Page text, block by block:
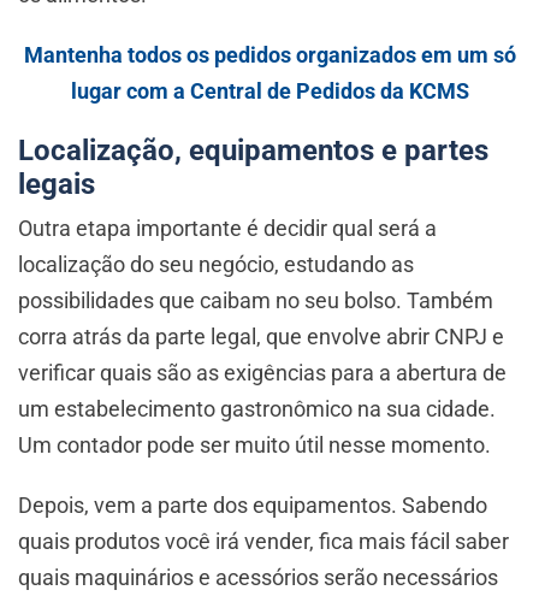
Mantenha todos os pedidos organizados em um só
lugar com a Central de Pedidos da KCMS
Localização, equipamentos e partes
legais
Outra etapa importante é decidir qual será a
localização do seu negócio, estudando as
possibilidades que caibam no seu bolso. Também
corra atrás da parte legal, que envolve abrir CNPJ e
verificar quais são as exigências para a abertura de
um estabelecimento gastronômico na sua cidade.
Um contador pode ser muito útil nesse momento.
Depois, vem a parte dos equipamentos. Sabendo
quais produtos você irá vender, fica mais fácil saber
quais maquinários e acessórios serão necessários